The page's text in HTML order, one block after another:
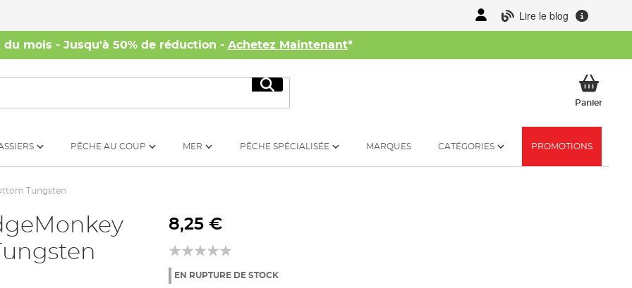
Lire le blog
du mois - Jusqu'à 50% de réduction - Achetez Maintenant*
Rechercher
PanierMon
PÊCHE AU COUP MER PÊCHE SPÉCIALISÉE MARQUES CATÉGORIES PROMOTIONS
Tungsten
8,25 €
EN RUPTURE DE STOCK